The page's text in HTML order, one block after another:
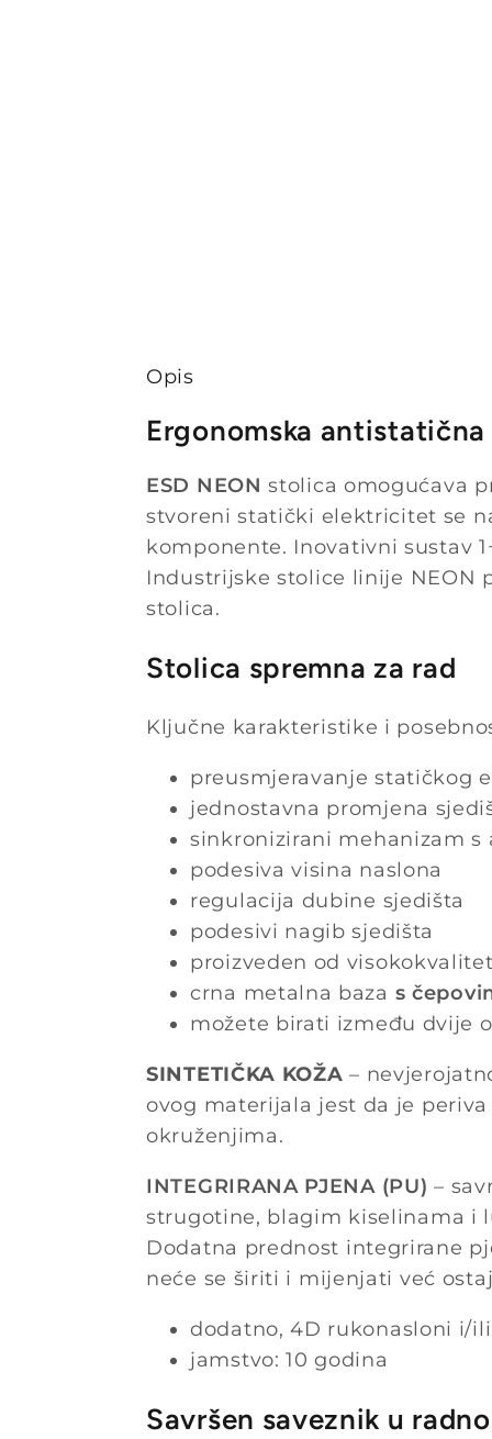
Opis
Ergonomska
ESD NEON stolica omogućava
stvoreni statički elektricitet se
komponente. Inovativni sustav
Industrijske stolice linije NEON
stolica.
Stolica spremna za rad
Ključne karakteristike i
preusmjeravanje statičkog
jednostavna promjena
sinkronizirani mehanizam
podesiva visina naslona
regulacija dubine sjedišta
podesivi nagib sjedišta
proizveden od
crna metalna baza s
možete birati između dvije
SINTETIČKA KOŽA –
ovog materijala jest da je
okruženjima.
INTEGRIRANA PJENA (PU) –
strugotine, blagim kiselinama i
Dodatna prednost integrirane
neće se širiti i mijenjati već
dodatno, 4D rukonasloni i/
jamstvo: 10 godina
Savršen saveznik u